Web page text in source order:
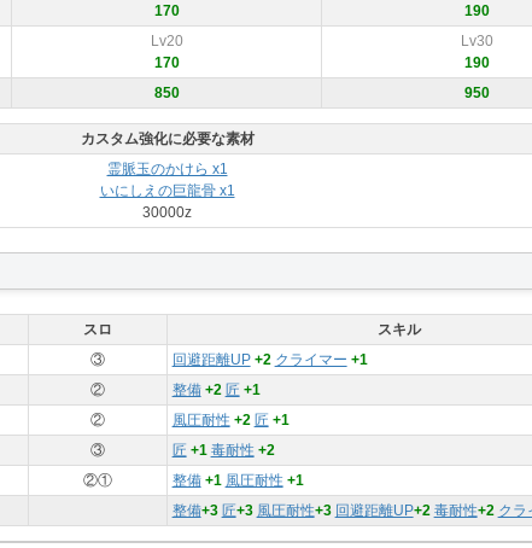
170
190
Lv20
170
Lv30
190
850 950
カスタム強化に必要な素材
霊脈玉のかけら x1
いにしえの巨龍骨 x1
30000z
スロ
スキル
③ 回避距離UP +2 クライマー +1
② 整備 +2 匠 +1
② 風圧耐性 +2 匠 +1
③ 匠 +1 毒耐性 +2
②① 整備 +1 風圧耐性 +1
整備+3 匠+3 風圧耐性+3 回避距離UP+2 毒耐性+2 クラ